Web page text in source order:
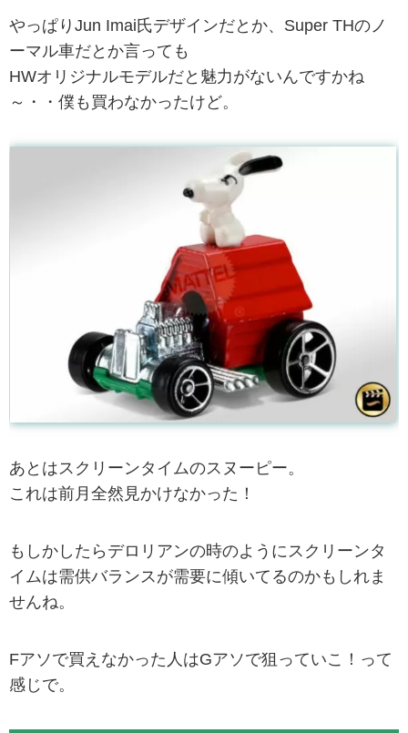
やっぱりJun Imai氏デザインだとか、Super THのノ
ーマル車だとか言っても
HWオリジナルモデルだと魅力がないんですかね
～・・僕も買わなかったけど。
あとはスクリーンタイムのスヌーピー。
これは前月全然見かけなかった！
もしかしたらデロリアンの時のようにスクリーンタ
イムは需供バランスが需要に傾いてるのかもしれま
せんね。
Fアソで買えなかった人はGアソで狙っていこ！って
感じで。